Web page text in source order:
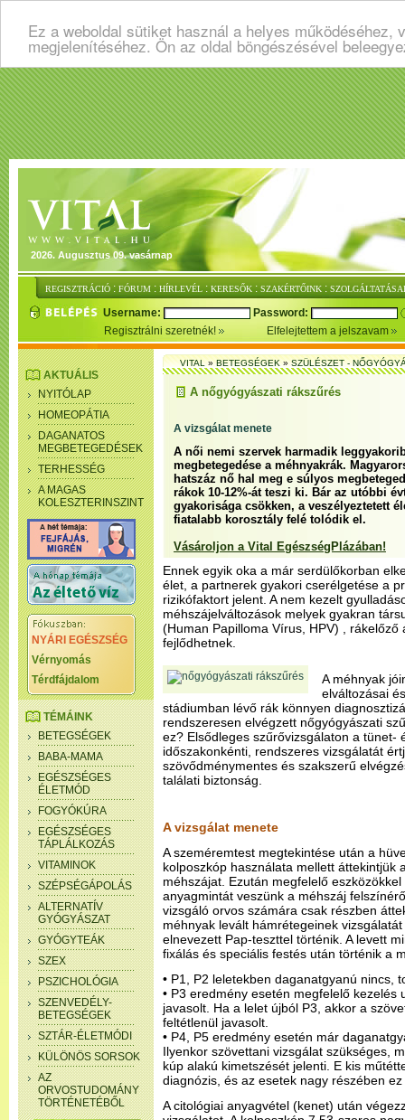
Ez a weboldal sütiket használ a helyes
megjelenítéséhez. Ön az oldal böngészésével
2026. Augusztus 09. vasárnap
REGISZTRÁCIÓ : FÓRUM : HÍRLEVÉL : KERESŐK : SZAKÉRTŐINK :
Username:
Password:
Regisztrálni szeretnék!
Elfelejtettem a jelszavam
AKTUÁLIS
NYITÓLAP
HOMEOPÁTIA
DAGANATOS
MEGBETEGEDÉSEK
TERHESSÉG
A MAGAS
KOLESZTERINSZINT
NYÁRI EGÉSZSÉG
Vérnyomás
Térdfájdalom
TÉMÁINK
BETEGSÉGEK
BABA-MAMA
EGÉSZSÉGES
ÉLETMÓD
FOGYÓKÚRA
EGÉSZSÉGES
TÁPLÁLKOZÁS
VITAMINOK
SZÉPSÉGÁPOLÁS
ALTERNATÍV
GYÓGYÁSZAT
GYÓGYTEÁK
SZEX
PSZICHOLÓGIA
SZENVEDÉLY-
BETEGSÉGEK
SZTÁR-ÉLETMÓDI
KÜLÖNÖS SORSOK
AZ
ORVOSTUDOMÁNY
TÖRTÉNETÉBŐL
VITAL»BETEGSÉGEK»SZÜLÉSZET -
A nőgyógyászati rákszűrés
A vizsgálat menete
A női nemi szervek harmadik
megbetegedése a méhnyakrák.
hatszáz nő hal meg e súlyos
rákok 10-12%-át teszi ki. Bár az utóbbi
gyakorisága csökken, a veszélyeztetett
fiatalabb korosztály felé tolódik el.
Vásároljon a Vital EgészségPlázában!
Ennek egyik oka a már serdülőkorban
élet, a partnerek gyakori cserélgetése a
rizikófaktort jelent. A nem kezelt
méhszájelváltozások melyek gyakran
(Human Papilloma Vírus, HPV) ,
fejlődhetnek.
A méhnyak
elváltozásai
stádiumban lévő rák könnyen
rendszeresen elvégzett nőgyógyászati
ez? Elsődleges szűrővizsgálaton a tünet-
időszakonkénti, rendszeres vizsgálatát
szövődménymentes és szakszerű
találati biztonság.
A vizsgálat menete
A szeméremtest megtekintése után a
kolposzkóp használata mellett áttekintjük
méhszájat. Ezután megfelelő
anyagmintát veszünk a méhszáj
vizsgáló orvos számára csak részben
méhnyak levált hámrétegeinek
elnevezett Pap-teszttel történik. A levett
fixálás és speciális festés után történik a
• P1, P2 leletekben daganatgyanú nincs,
• P3 eredmény esetén megfelelő kezelés
javasolt. Ha a lelet újból P3, akkor a
feltétlenül javasolt.
• P4, P5 eredmény esetén már
Ilyenkor szövettani vizsgálat szükséges,
kúp alakú kimetszését jelenti. E kis
diagnózis, és az esetek nagy részében
A citológiai anyagvétel (kenet) után